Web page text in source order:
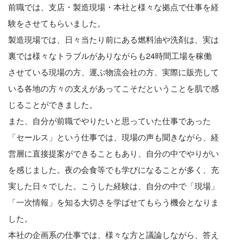
前職では、支店・製造現場・本社と様々な拠点で仕事を経
験をさせてもらいました。
製造現場では、日々当たり前にある燃料油や洗剤は、実は
裏では様々なトラブルがありながらも24時間工場を稼働
させている現場の方、運ぶ物流会社の方、実際に販売して
いる各地の方々の支えがあってこそだということを肌で感
じることができました。
また、自分が前職でやりたいと思っていた仕事であった
「セールス」という仕事では、現場の声も聞きながら、経
営層に直接提案ができることもあり、自分の中でやりがい
を感じました。夜の会食等でも学びになることが多く、充
実した日々でした。こうした経験は、自分の中で「現場」
「一次情報」を知る大切さを学ばせてもらう機会となりま
した。
本社の企画系の仕事では、様々な方と議論しながら、答え